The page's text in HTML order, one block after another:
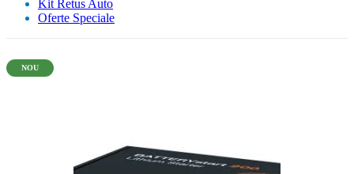
Kit Retus Auto
Oferte Speciale
NOU